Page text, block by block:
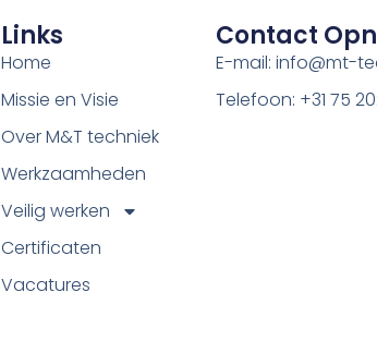
Links
Home
Missie en Visie
Over M&T techniek
Werkzaamheden
Veilig werken
Certificaten
Vacatures
Contact
E-mail: info@mt-
Telefoon: +31 75